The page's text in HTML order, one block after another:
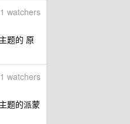
watchers
题的 原
watchers
题的派蒙